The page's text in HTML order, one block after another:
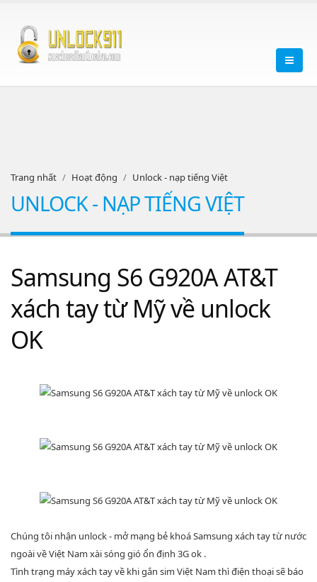
Trang nhất Hoạt động Unlock - nạp tiếng Việt
UNLOCK - NẠP TIẾNG VIỆT
Samsung S6 G920A AT&T
xách tay từ Mỹ về unlock
OK
Chúng tôi nhận unlock - mở mạng bẻ khoá Samsung xách tay từ nước
ngoài về Việt Nam xài sóng gió ổn định 3G ok .
Tình trạng máy xách tay về khi gắn sim Việt Nam thì điện thoại sẽ báo